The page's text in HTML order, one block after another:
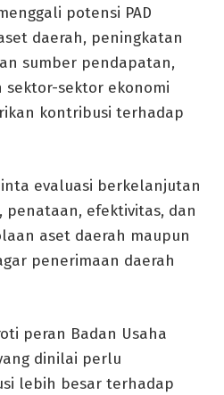
potensi PAD
daerah, peningkatan
sumber pendapatan,
sektor ekonomi
kontribusi terhadap
evaluasi berkelanjutan
efektivitas, dan
aset daerah maupun
penerimaan daerah
peran Badan Usaha
dinilai perlu
lebih besar terhadap